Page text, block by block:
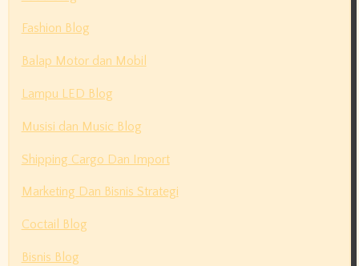
Fashion Blog
Balap Motor dan Mobil
Lampu LED Blog
Musisi dan Music Blog
Shipping Cargo Dan Import
Marketing Dan Bisnis Strategi
Coctail Blog
Bisnis Blog